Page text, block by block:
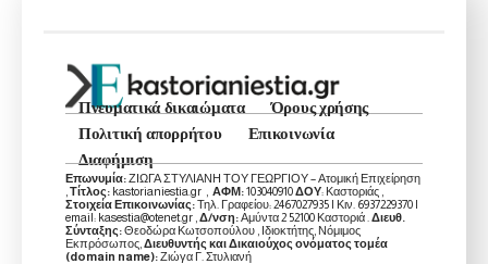
Πνευματικά δικαιώματα
Όρους χρήσης
Πολιτική απορρήτου
Επικοινωνία
Διαφήμιση
Επωνυμία:ΖΙΩΓΑ ΣΤΥΛΙΑΝΗ ΤΟΥ ΓΕΩΡΓΙΟΥ – Ατομική Επιχείρηση
Τίτλος: kastorianiestia.gr , ΑΦΜ:103040910ΔΟΥ: Καστοριάς ,
Στοιχεία Επικοινωνίας:Τηλ. Γραφείου: 2467027935 | Κιν. 6937229370 |
email: kasestia@otenet.gr , Δ/νση:Αμύντα 2 52100 Καστοριά . Διευθ.
Σύνταξης:Θεοδώρα Κωτσοπούλου , Ιδιοκτήτης, Νόμιμος
Εκπρόσωπος, Διευθυντής και Δικαιούχος ονόματος τομέα
(domain name):Ζιώγα Γ. Στυλιανή